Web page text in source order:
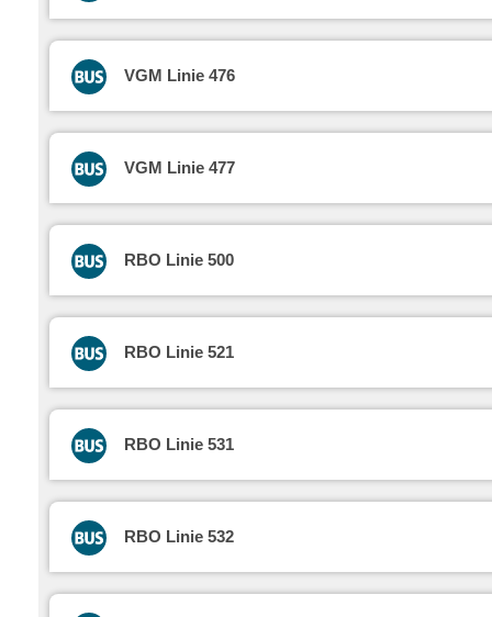
VGM Linie 476
VGM Linie 477
RBO Linie 500
RBO Linie 521
RBO Linie 531
RBO Linie 532